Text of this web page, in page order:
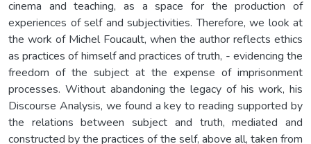
cinema and teaching, as a space for the production of
experiences of self and subjectivities. Therefore, we look at
the work of Michel Foucault, when the author reflects ethics
as practices of himself and practices of truth, - evidencing the
freedom of the subject at the expense of imprisonment
processes. Without abandoning the legacy of his work, his
Discourse Analysis, we found a key to reading supported by
the relations between subject and truth, mediated and
constructed by the practices of the self, above all, taken from